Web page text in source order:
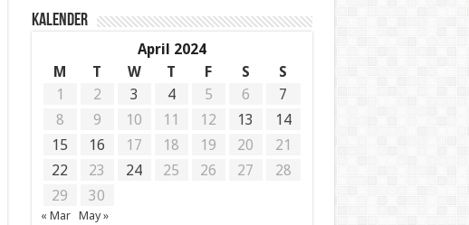
KALENDER
April 2024
M
T W T F S
S
1
2 3 4 5 6
7
8
9 10 11 12 13
14
15
16 17 18 19 20
21
22
23 24 25 26 27
28
29
30
« Mar May »